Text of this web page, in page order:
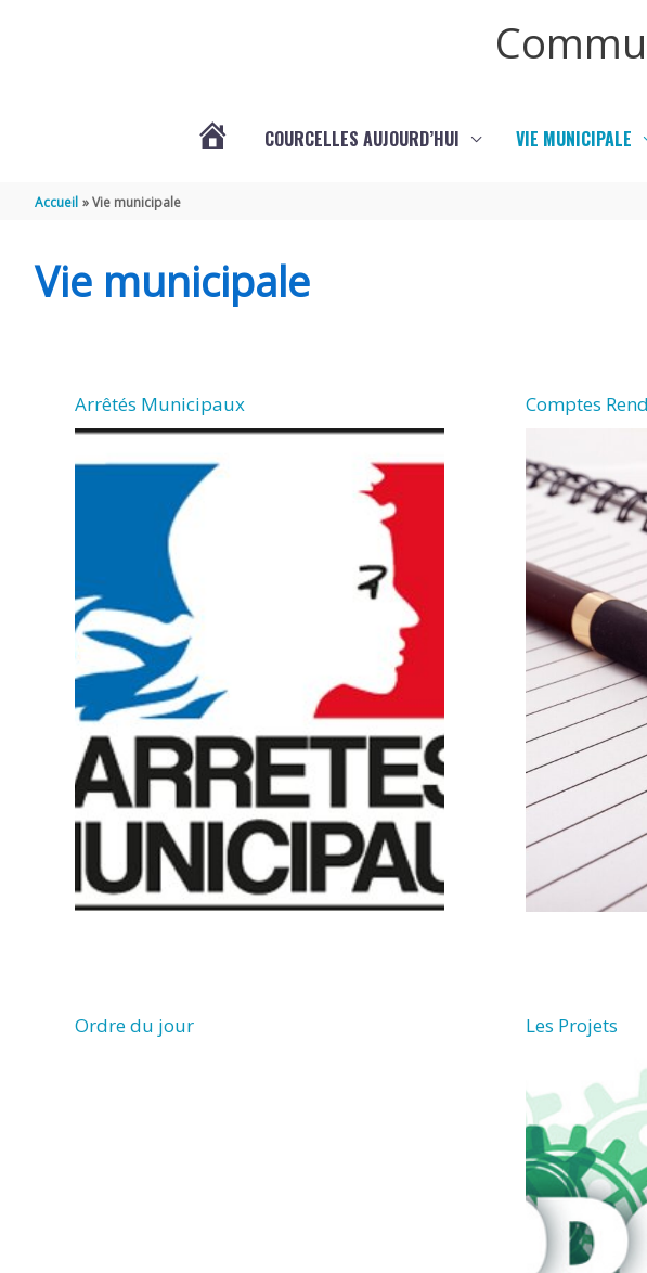
COURCELLES AUJOURD’HUI VIE MUNICIPALE
Accueil Vie municipale
Vie municipale
Arrêtés Municipaux Comptes
Ordre du jour Les Projets